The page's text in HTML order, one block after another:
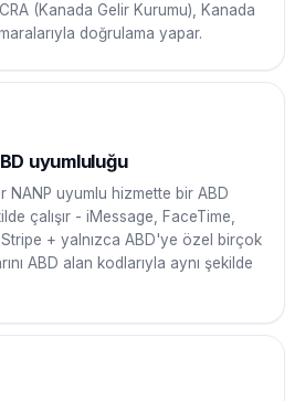
00
009
(Kanada Gelir Kurumu), Kanada
doğrulama yapar.
uyumluluğu
NANP uyumlu hizmette bir ABD
çalışır - iMessage, FaceTime,
+ yalnızca ABD'ye özel birçok
ABD alan kodlarıyla aynı şekilde